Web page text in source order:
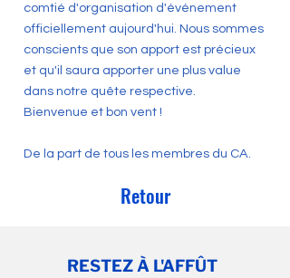
comtié d'organisation d'événement
officiellement aujourd'hui. Nous sommes
conscients que son apport est précieux
et qu'il saura apporter une plus value
dans notre quête respective.
Bienvenue et bon vent !
De la part de tous les membres du CA.
Retour
RESTEZ À L'AFFÛT